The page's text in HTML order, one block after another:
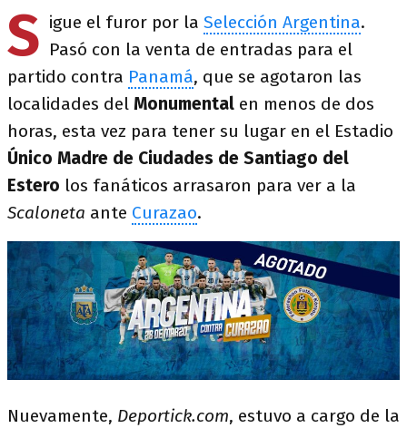
S igue el furor por la Selección Argentina.
Pasó con la venta de entradas para el
partido contra Panamá, que se agotaron las
localidades del Monumental en menos de dos
horas, esta vez para tener su lugar en el Estadio
Único Madre de Ciudades de Santiago del
Estero los fanáticos arrasaron para ver a la
Scaloneta ante Curazao.
Nuevamente, Deportick.com, estuvo a cargo de la